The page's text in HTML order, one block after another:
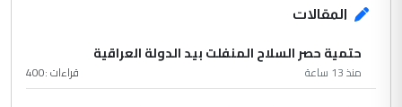
المقالات
حتمية حصر السلاح المنفلت بيد الدولة العراقية
منذ 13 ساعة قراءات :400